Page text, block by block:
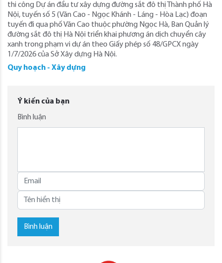
thi công Dự án đầu tư xây dựng đường sắt đô thị Thành phố Hà
Nội, tuyến số 5 (Văn Cao - Ngọc Khánh - Láng - Hòa Lạc) đoạn
tuyến đi qua phố Văn Cao thuộc phường Ngọc Hà, Ban Quản lý
đường sắt đô thị Hà Nội triển khai phương án dịch chuyển cây
xanh trong phạm vi dự án theo Giấy phép số 48/GPCX ngày
1/7/2026 của Sở Xây dựng Hà Nội.
Quy hoạch - Xây dựng
Ý kiến của bạn
Bình luận
Bình luận